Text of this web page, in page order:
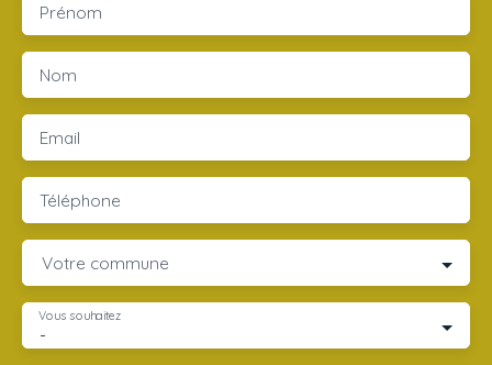
Prénom
Nom
Email
Téléphone
Votre commune
-
Vous souhaitez